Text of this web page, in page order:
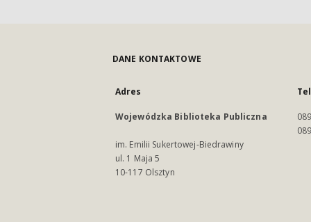
DANE KONTAKTOWE
Adres
Wojewódzka Biblioteka Publiczna
im. Emilii Sukertowej-Biedrawiny
ul. 1 Maja 5
10-117 Olsztyn